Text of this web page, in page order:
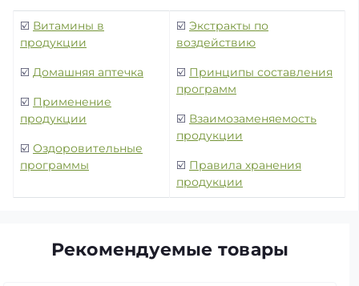
☑️ Витамины в
продукции
☑️ Домашняя аптечка
☑️ Применение
продукции
☑️ Оздоровительные
программы
☑️ Экстракты по
воздействию
☑️ Принципы составления
программ
☑️ Взаимозаменяемость
продукции
☑️ Правила хранения
продукции
Рекомендуемые товары